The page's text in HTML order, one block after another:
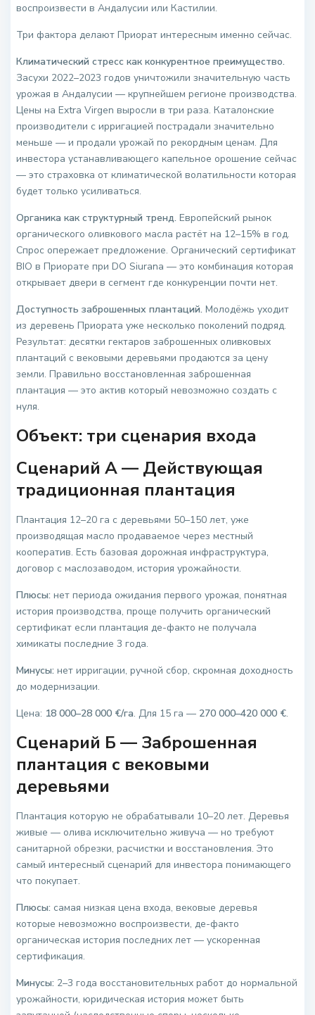
воспроизвести в Андалусии или Кастилии.
Три фактора делают Приорат интересным именно сейчас.
Климатический стресс как конкурентное преимущество.
Засухи 2022–2023 годов уничтожили значительную часть
урожая в Андалусии — крупнейшем регионе производства.
Цены на Extra Virgen выросли в три раза. Каталонские
производители с ирригацией пострадали значительно
меньше — и продали урожай по рекордным ценам. Для
инвестора устанавливающего капельное орошение сейчас
— это страховка от климатической волатильности которая
будет только усиливаться.
Органика как структурный тренд. Европейский рынок
органического оливкового масла растёт на 12–15% в год.
Спрос опережает предложение. Органический сертификат
BIO в Приорате при DO Siurana — это комбинация которая
открывает двери в сегмент где конкуренции почти нет.
Доступность заброшенных плантаций. Молодёжь уходит
из деревень Приората уже несколько поколений подряд.
Результат: десятки гектаров заброшенных оливковых
плантаций с вековыми деревьями продаются за цену
земли. Правильно восстановленная заброшенная
плантация — это актив который невозможно создать с
нуля.
Объект: три сценария входа
Сценарий А — Действующая
традиционная плантация
Плантация 12–20 га с деревьями 50–150 лет, уже
производящая масло продаваемое через местный
кооператив. Есть базовая дорожная инфраструктура,
договор с маслозаводом, история урожайности.
Плюсы: нет периода ожидания первого урожая, понятная
история производства, проще получить органический
сертификат если плантация де-факто не получала
химикаты последние 3 года.
Минусы: нет ирригации, ручной сбор, скромная доходность
до модернизации.
Цена: 18 000–28 000 €/га. Для 15 га — 270 000–420 000 €.
Сценарий Б — Заброшенная
плантация с вековыми
деревьями
Плантация которую не обрабатывали 10–20 лет. Деревья
живые — олива исключительно живуча — но требуют
санитарной обрезки, расчистки и восстановления. Это
самый интересный сценарий для инвестора понимающего
что покупает.
Плюсы: самая низкая цена входа, вековые деревья
которые невозможно воспроизвести, де-факто
органическая история последних лет — ускоренная
сертификация.
Минусы: 2–3 года восстановительных работ до нормальной
урожайности, юридическая история может быть